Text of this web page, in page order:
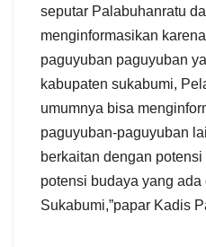
seputar Palabuhanratu
menginformasikan
paguyuban paguyuban
kabupaten sukabumi,
umumnya bisa
paguyuban-paguyuban
berkaitan dengan
potensi budaya yang ada
Sukabumi,”papar Kadis